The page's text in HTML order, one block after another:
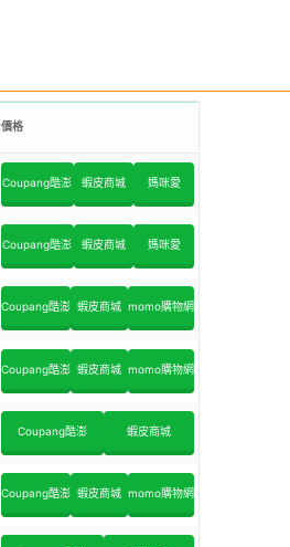
價格
Coupang酷澎 蝦皮商城 媽咪愛
Coupang酷澎 蝦皮商城 媽咪愛
Coupang酷澎 蝦皮商城 momo購物網
Coupang酷澎 蝦皮商城 momo購物網
Coupang酷澎 蝦皮商城
Coupang酷澎 蝦皮商城 momo購物網